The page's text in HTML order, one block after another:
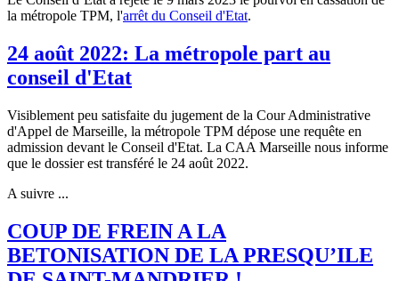
la métropole TPM, l'arrêt du Conseil d'Etat.
24 août 2022: La métropole part au
conseil d'Etat
Visiblement peu satisfaite du jugement de la Cour Administrative
d'Appel de Marseille, la métropole TPM dépose une requête en
admission devant le Conseil d'Etat. La CAA Marseille nous informe
que le dossier est transféré le 24 août 2022.
A suivre ...
COUP DE FREIN A LA
BETONISATION DE LA PRESQU’ILE